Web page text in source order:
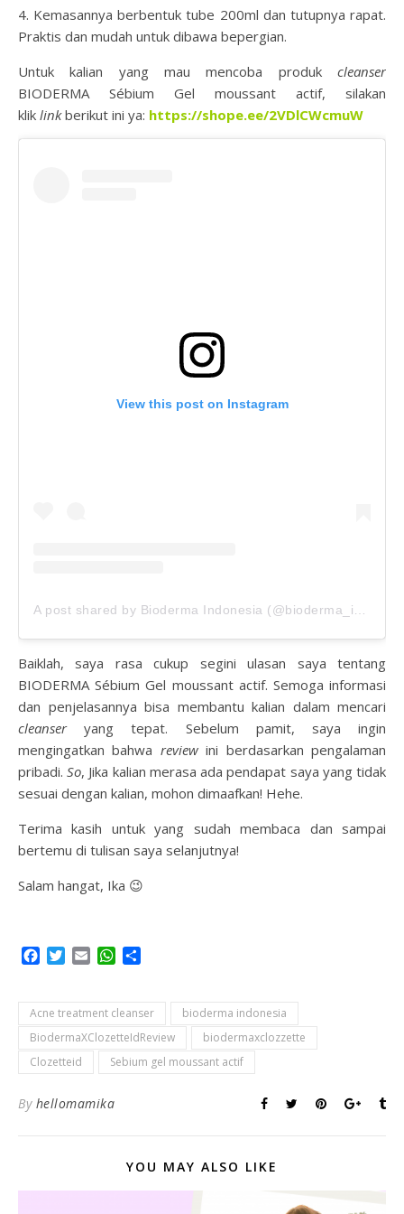
4. Kemasannya berbentuk tube 200ml dan tutupnya rapat.
Praktis dan mudah untuk dibawa bepergian.
Untuk kalian yang mau mencoba produk cleanser
BIODERMA Sébium Gel moussant actif, silakan
klik linkberikut ini ya: https://shope.ee/2VDlCWcmuW
View this post on Instagram
Baiklah, saya rasa cukup segini ulasan saya tentang
BIODERMA Sébium Gel moussant actif. Semoga informasi
dan penjelasannya bisa membantu kalian dalam mencari
cleanseryang tepat. Sebelum pamit, saya ingin
mengingatkan bahwa reviewini berdasarkan pengalaman
pribadi.So, Jika kalian merasa ada pendapat saya yang tidak
sesuai dengan kalian, mohon dimaafkan! Hehe.
Terima kasih untuk yang sudah membaca dan sampai
bertemu di tulisan saya selanjutnya!
Salam hangat, Ika 😉
Facebook
TwitterEmailWhatsApp
Acne treatment cleanser
bioderma indonesia
BiodermaXClozetteIdReview
biodermaxclozzette
Clozetteid
Sebium gel moussant actif
By hellomamika
YOU MAY ALSO LIKE